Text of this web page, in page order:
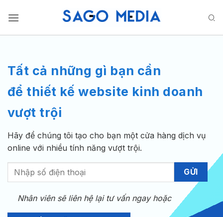
qua
Tất cả những gì bạn cần
để thiết kế website kinh doanh
vượt trội
Hãy để chúng tôi tạo cho bạn một cửa hàng dịch vụ
online với nhiều tính năng vượt trội.
Nhân viên sẽ liên hệ lại tư vấn ngay hoặc